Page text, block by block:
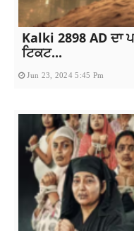
Kalki 2898 AD ਦਾ
ਟਿਕਟ...
Jun 23, 2024 5:45 Pm